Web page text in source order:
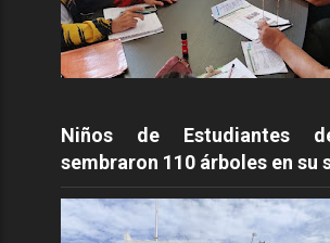
Niños de Estudiantes
sembraron 110 árboles en su